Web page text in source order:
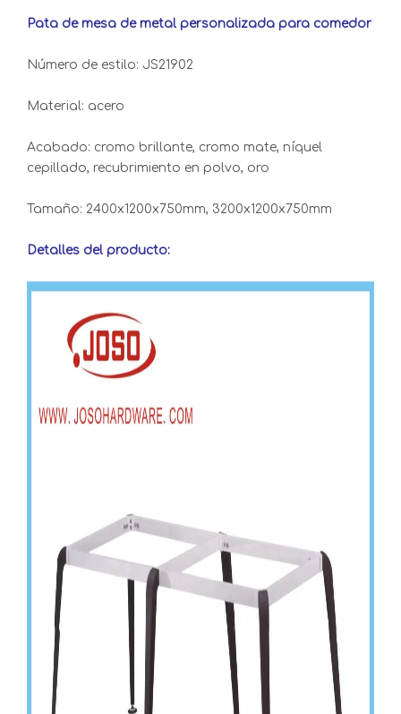
Pata de mesa de metal personalizada para comedor
Número de estilo: JS21902
Material: acero
Acabado: cromo brillante, cromo mate, níquel
cepillado, recubrimiento en polvo, oro
Tamaño: 2400x1200x750mm, 3200x1200x750mm
Detalles del producto: